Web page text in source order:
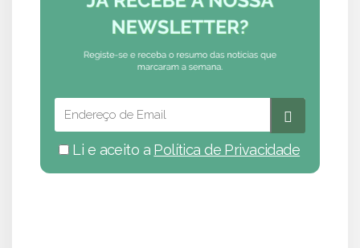
Li e aceito a Política de Privacidade